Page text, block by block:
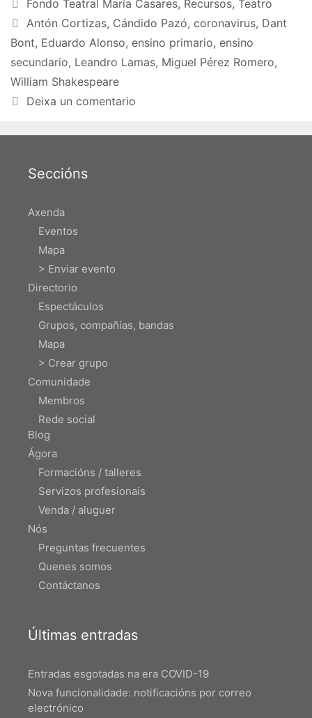
Fondo Teatral María Casares, Recursos, Teatro
Etiquetas
Antón Cortizas, Cándido Pazó, coronavirus, Dant
Bont, Eduardo Alonso, ensino primario, ensino
secundario, Leandro Lamas, Miguel Pérez Romero,
William Shakespeare
Deixa un comentario
Seccións
Axenda
Eventos
Mapa
> Enviar evento
Directorio
Espectáculos
Grupos, compañías, bandas
Mapa
> Crear grupo
Comunidade
Membros
Rede social
Blog
Ágora
Formacións / talleres
Servizos profesionais
Venda / aluguer
Nós
Preguntas frecuentes
Quenes somos
Contáctanos
Últimas entradas
Entradas esgotadas na era COVID-19
Nova funcionalidade: notificacións por correo
electrónico